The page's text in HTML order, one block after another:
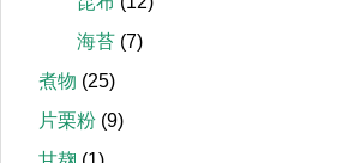
海苔 (7)
煮物 (25)
片栗粉 (9)